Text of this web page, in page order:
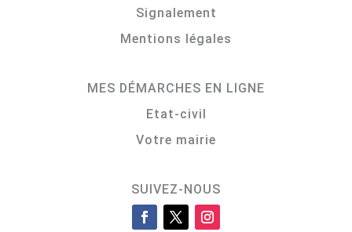
Signalement
Mentions légales
MES DÉMARCHES EN LIGNE
Etat-civil
Votre mairie
SUIVEZ-NOUS